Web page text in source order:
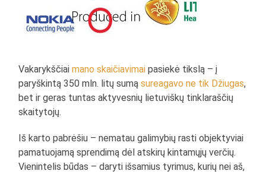
Vakarykščiaimano skaičiavimai pasiekė tikslą – į
paryškintą 350 mln. litų sumąsureagavo ne tik Džiugas,
bet ir geras tuntas aktyvesnių lietuviškų tinklaraščių
skaitytojų.
Iš karto pabrėšiu – nematau galimybių rasti objektyviai
pamatuojamą sprendimą dėl atskirų kintamųjų verčių.
Vienintelis būdas – daryti išsamius tyrimus, kurių nei aš,